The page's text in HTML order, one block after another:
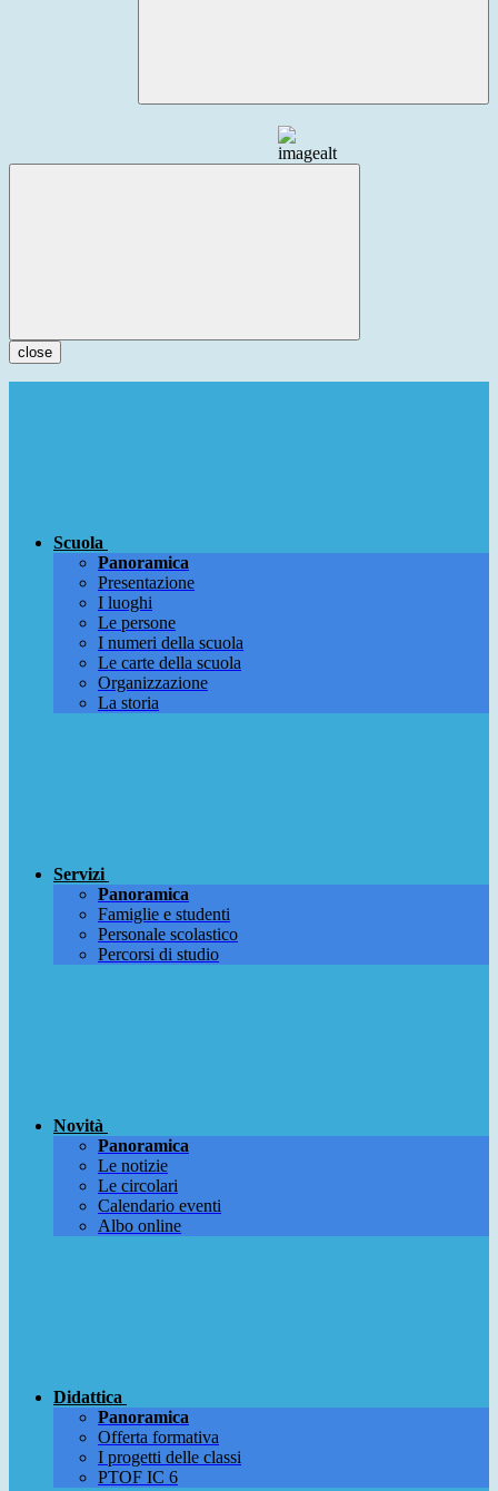
close
Scuola
Panoramica
Presentazione
I luoghi
Le persone
I numeri della scuola
Le carte della scuola
Organizzazione
La storia
Servizi
Panoramica
Famiglie e studenti
Personale scolastico
Percorsi di studio
Novità
Panoramica
Le notizie
Le circolari
Calendario eventi
Albo online
Didattica
Panoramica
Offerta formativa
I progetti delle classi
PTOF IC 6